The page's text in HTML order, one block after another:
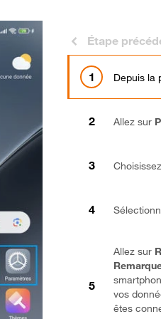
Étape
Depuis la
Allez sur
Choisissez
Allez sur
vos
êtes